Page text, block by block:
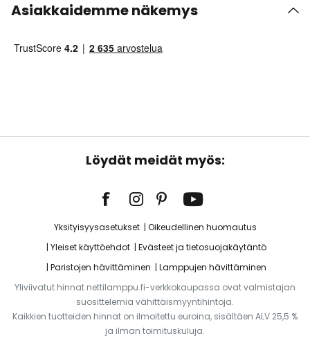
Asiakkaidemme näkemys
Löydät meidät myös:
Yksityisyysasetukset
Oikeudellinen huomautus
Yleiset käyttöehdot
Evästeet ja tietosuojakäytäntö
Paristojen hävittäminen
Lamppujen hävittäminen
Yliviivatut hinnat nettilamppu.fi-verkkokaupassa ovat valmistajan
suosittelemia vähittäismyyntihintoja.
Kaikkien tuotteiden hinnat on ilmoitettu euroina, sisältäen ALV 25,5 %
ja ilman toimituskuluja.